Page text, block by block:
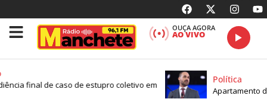
OUÇA AGORA
AO VIVO
final de caso de estupro coletivo em
Política
Apartamento de